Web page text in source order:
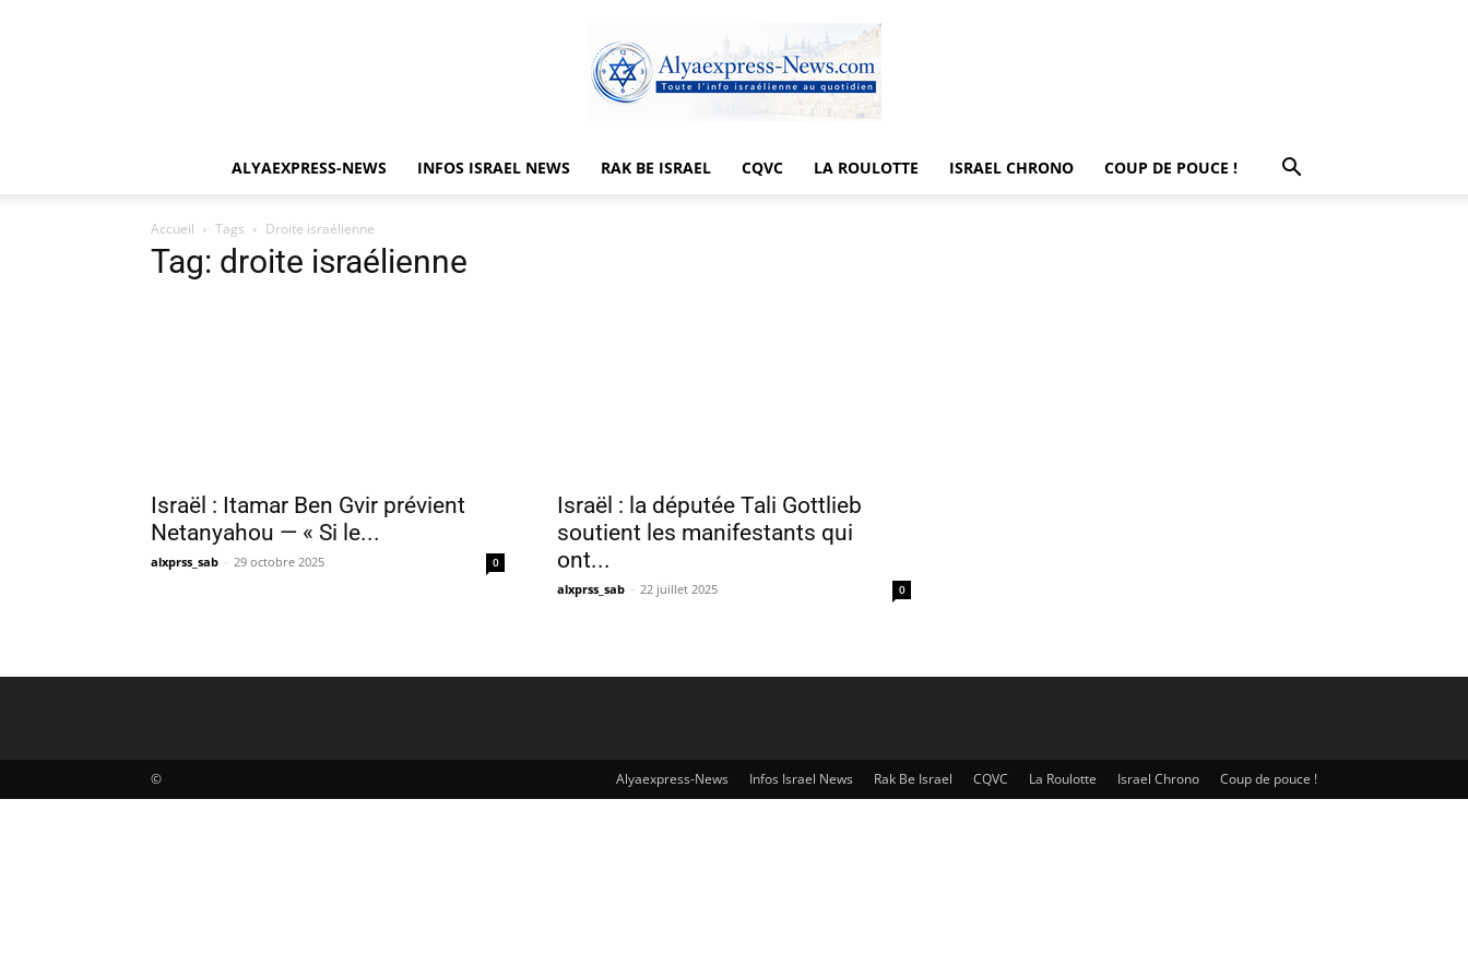
ALYAEXPRESS-NEWS INFOS ISRAEL NEWS RAK BE ISRAEL CQVC LA ROULOTTE ISRAEL CHRONO COUP DE POUCE !
Accueil Tags Droite israélienne
Tag: droite israélienne
Israël : Itamar Ben Gvir prévient
Netanyahou — « Si le...
alxprss_sab - 29 octobre 2025 0
Israël : la députée Tali Gottlieb
soutient les manifestants qui
ont...
alxprss_sab - 22 juillet 2025 0
Alyaexpress-News Infos Israel News Rak Be Israel CQVC La Roulotte Israel Chrono Coup de pouce !
©